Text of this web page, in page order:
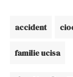
accident
familie ucisa